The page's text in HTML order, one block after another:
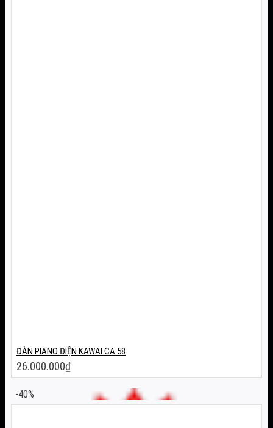
ĐÀN PIANO ĐIỆN KAWAI CA 58
26.000.000₫
-40%